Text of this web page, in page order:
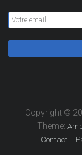
Copyright ©
Theme:
Contact